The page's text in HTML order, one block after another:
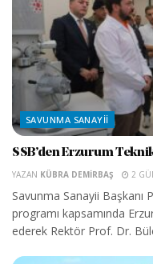
SAVUNMA SANAYII
SSB’den Erzurum
YAZAN KÜBRA DEMIRBAŞ 2
Savunma Sanayii Başkanı
programı kapsamında
ederek Rektör Prof. Dr.